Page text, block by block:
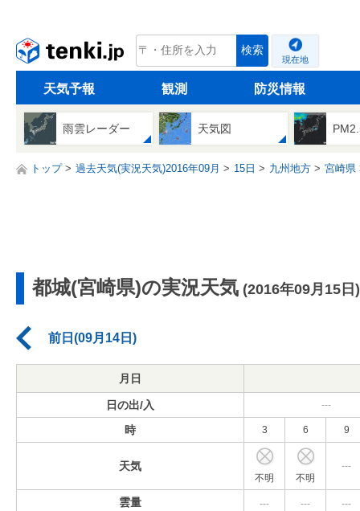
tenki.jp 検索
現在地
天気予報 観測 防災情報
雨雲レーダー 天気図
トップ 過去天気(実況天気)2016年09月 15日 九州地方 宮崎県
都城(宮崎県)の実況天気 (2016年09月15日)
前日(09月14日)
月日
日の出/入 ---
時 3 6 9
天気
不明 不明
---
雲量 --- --- ---